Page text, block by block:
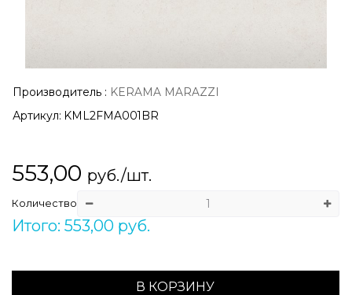
Производитель : KERAMA MARAZZI
Артикул: KML2FMA001BR
553,00 руб./шт.
Количество
Итого: 553,00 руб.
В КОРЗИНУ